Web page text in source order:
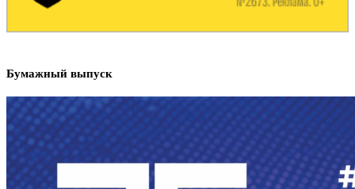
Бумажный выпуск